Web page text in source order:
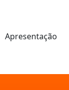
Apresentação